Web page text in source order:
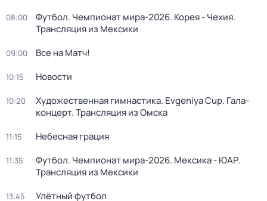
08:00
Футбол. Чемпионат мира-2026. Корея - Чехия.
Трансляция из Мексики
09:00 Все на Матч!
10:15 Новости
10:20
Художественная гимнастика. Evgeniya Cup. Гала-
концерт. Трансляция из Омска
11:15 Небесная грация
11:35
Футбол. Чемпионат мира-2026. Мексика - ЮАР.
Трансляция из Мексики
13:45 Улётный футбол